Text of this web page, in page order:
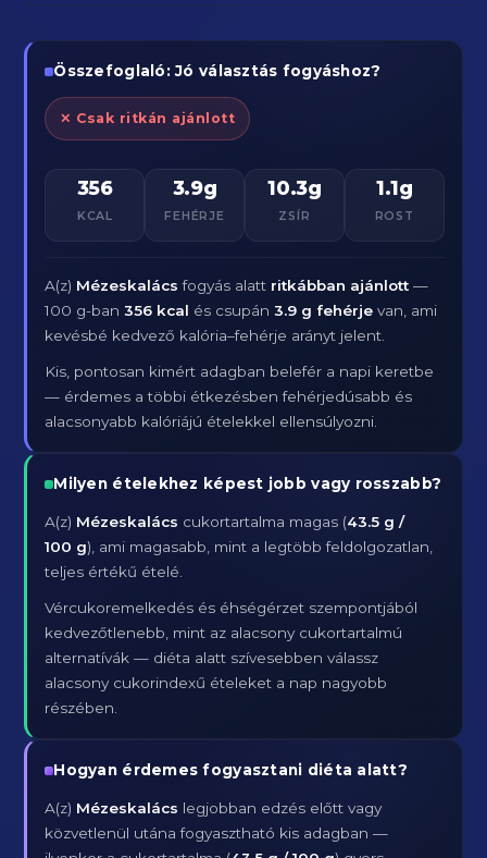
Összefoglaló: Jó választás fogyáshoz?
✕ Csak ritkán ajánlott
356
KCAL
3.9g
FEHÉRJE
10.3g
ZSÍR
1.1g
ROST
A(z) Mézeskalács fogyás alatt ritkábban ajánlott —
100 g-ban356 kcal és csupán3.9 g fehérje van, ami
kevésbé kedvező kalória–fehérje arányt jelent.
Kis, pontosan kimért adagban belefér a napi keretbe
— érdemes a többi étkezésben fehérjedúsabb és
alacsonyabb kalóriájú ételekkel ellensúlyozni.
Milyen ételekhez képest jobb vagy rosszabb?
A(z) Mézeskalács cukortartalma magas (43.5 g /
100 g), ami magasabb, mint a legtöbb feldolgozatlan,
teljes értékű ételé.
Vércukoremelkedés és éhségérzet szempontjából
kedvezőtlenebb, mint az alacsony cukortartalmú
alternatívák — diéta alatt szívesebben válassz
alacsony cukorindexű ételeket a nap nagyobb
részében.
Hogyan érdemes fogyasztani diéta alatt?
A(z) Mézeskalács legjobban edzés előtt vagy
közvetlenül utána fogyasztható kis adagban —